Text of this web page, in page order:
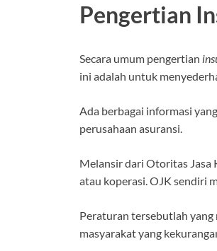
Pengertian
Secara umum pengertian
ini adalah untuk
Ada berbagai informasi
perusahaan asuransi.
Melansir dari Otoritas Jasa
atau koperasi. OJK sendiri
Peraturan tersebutlah yang
masyarakat yang